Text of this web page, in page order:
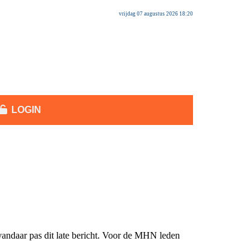
vrijdag 07 augustus 2026 18:20
LOGIN
pas dit late bericht. Voor de MHN leden